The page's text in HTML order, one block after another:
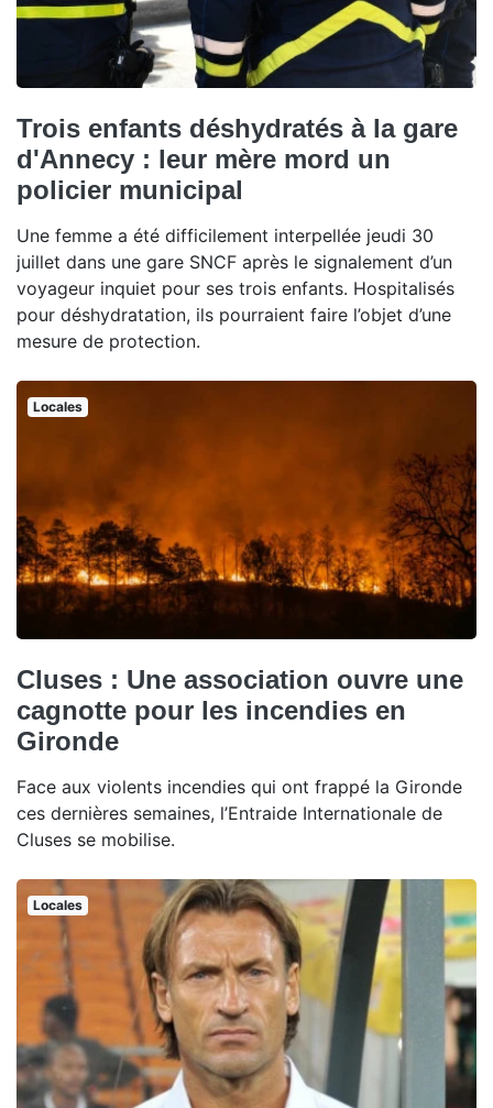
Trois enfants déshydratés à la gare
d'Annecy : leur mère mord un
policier municipal
Une femme a été difficilement interpellée jeudi 30
juillet dans une gare SNCF après le signalement d’un
voyageur inquiet pour ses trois enfants. Hospitalisés
pour déshydratation, ils pourraient faire l’objet d’une
mesure de protection.
Locales
Cluses : Une association ouvre une
cagnotte pour les incendies en
Gironde
Face aux violents incendies qui ont frappé la Gironde
ces dernières semaines, l’Entraide Internationale de
Cluses se mobilise.
Locales